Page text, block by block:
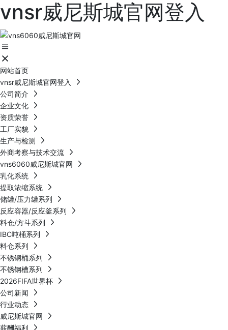
vnsr威尼斯城官网登入
网站首页
vnsr威尼斯城官网登入
公司简介
企业文化
资质荣誉
工厂实貌
生产与检测
外商考察与技术交流
vns6060威尼斯城官网
乳化系统
提取浓缩系统
储罐/压力罐系列
反应容器/反应釜系列
料仓/方斗系列
IBC吨桶系列
料仓系列
不锈钢桶系列
不锈钢槽系列
2026FIFA世界杯
公司新闻
行业动态
威尼斯城官网
薪酬福利